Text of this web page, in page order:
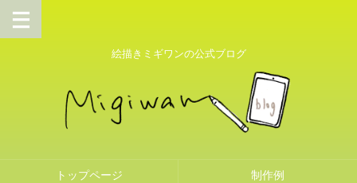
絵描きミギワンの公式ブログ
トップページ 制作例